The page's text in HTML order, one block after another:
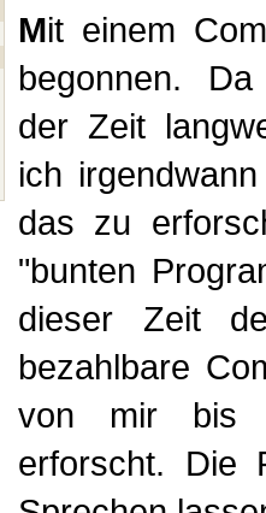
Mit einem
begonnen.
der Zeit
ich
das zu
"bunten
dieser Zeit
bezahlbare
von mir bis
erforscht. Die